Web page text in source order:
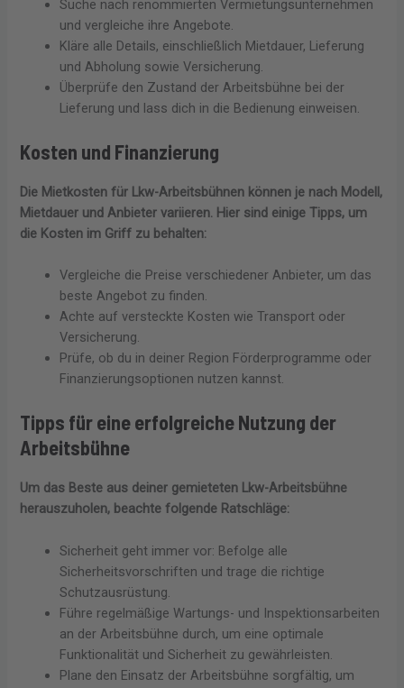
Suche nach renommierten Vermietungsunternehmen
und vergleiche ihre Angebote.
Kläre alle Details, einschließlich Mietdauer, Lieferung
und Abholung sowie Versicherung.
Überprüfe den Zustand der Arbeitsbühne bei der
Lieferung und lass dich in die Bedienung einweisen.
Kosten und Finanzierung
Die Mietkosten für Lkw-Arbeitsbühnen können je nach Modell,
Mietdauer und Anbieter variieren. Hier sind einige Tipps, um
die Kosten im Griff zu behalten:
Vergleiche die Preise verschiedener Anbieter, um das
beste Angebot zu finden.
Achte auf versteckte Kosten wie Transport oder
Versicherung.
Prüfe, ob du in deiner Region Förderprogramme oder
Finanzierungsoptionen nutzen kannst.
Tipps für eine erfolgreiche Nutzung der
Arbeitsbühne
Um das Beste aus deiner gemieteten Lkw-Arbeitsbühne
herauszuholen, beachte folgende Ratschläge:
Sicherheit geht immer vor: Befolge alle
Sicherheitsvorschriften und trage die richtige
Schutzausrüstung.
Führe regelmäßige Wartungs- und Inspektionsarbeiten
an der Arbeitsbühne durch, um eine optimale
Funktionalität und Sicherheit zu gewährleisten.
Plane den Einsatz der Arbeitsbühne sorgfältig, um